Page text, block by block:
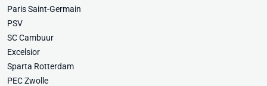
Paris Saint-Germain
PSV
SC Cambuur
Excelsior
Sparta Rotterdam
PEC Zwolle